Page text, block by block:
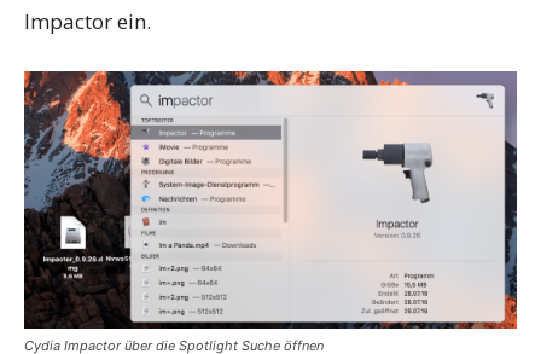
Impactor ein.
Cydia Impactor über die Spotlight Suche öffnen